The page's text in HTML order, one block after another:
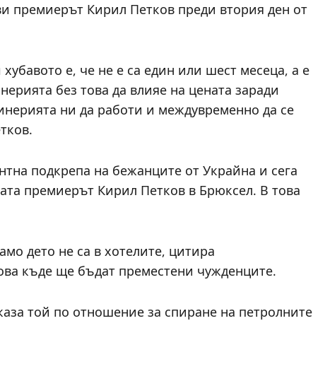
премиерът Кирил Петков преди втория ден от
е, че не е са един или шест месеца, а е
без това да влияе на цената заради
ни да работи и междувременно да се
подкрепа на бежанците от Украйна и сега
премиерът Кирил Петков в Брюксел. В това
дето не са в хотелите, цитира
къде ще бъдат преместени чужденците.
той по отношение за спиране на петролните